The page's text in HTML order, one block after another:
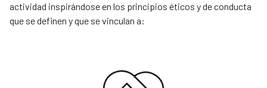
actividad inspirándose en los principios éticos y de conducta
que se definen y que se vinculan a: